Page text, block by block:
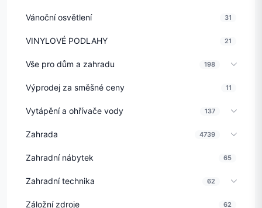
Vánoční osvětlení 31
VINYLOVÉ PODLAHY 21
Vše pro dům a zahradu 198
Výprodej za směšné ceny 11
Vytápění a ohřívače vody 137
Zahrada 4739
Zahradní nábytek 65
Zahradní technika 62
Záložní zdroje 62